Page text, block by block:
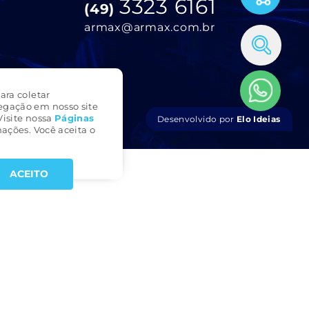
coletar
em nosso site
nossa Páginas
Você aceita o
ACEITO
(49) 3323 6161
armax@armax.com.br
Desenvolvido por Elo Ideias